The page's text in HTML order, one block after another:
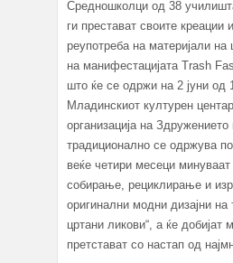
Средношколци од 38
ги престават своите креации
реупотреба на материјали на
на манифестацијата Trash
што ќе се одржи на 2 јуни од
Младинскиот културен
организација на
традиционално се одржува
веќе четири месеци
собирање, рециклирање и
оригинални модни дизајни
цртани ликови“, а ќе добијат
претстават со настап од